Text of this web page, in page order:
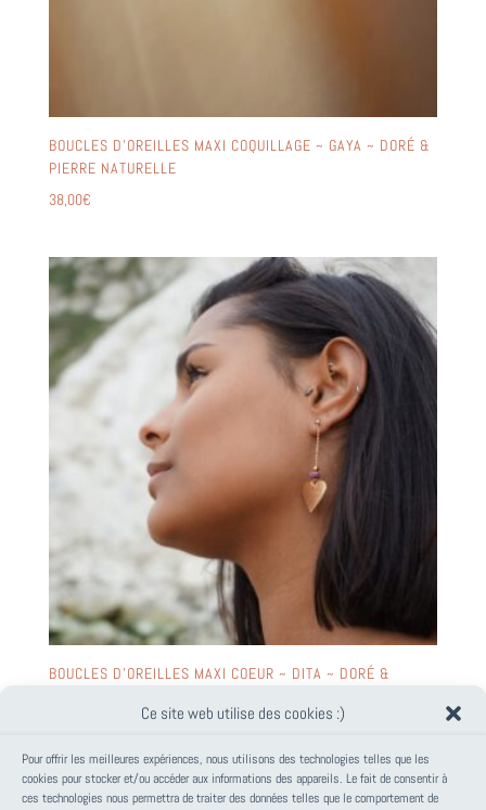
Ce site web utilise des cookies :)
Pour offrir les meilleures expériences, nous utilisons des technologies telles que les
cookies pour stocker et/ou accéder aux informations des appareils. Le fait de consentir à
ces technologies nous permettra de traiter des données telles que le comportement de
BOUCLES D’OREILLES MAXI COQUILLAGE ~ GAYA ~ DORÉ &
PIERRE NATURELLE
38,00€
BOUCLES D’OREILLES MAXI COEUR ~ DITA ~ DORÉ &